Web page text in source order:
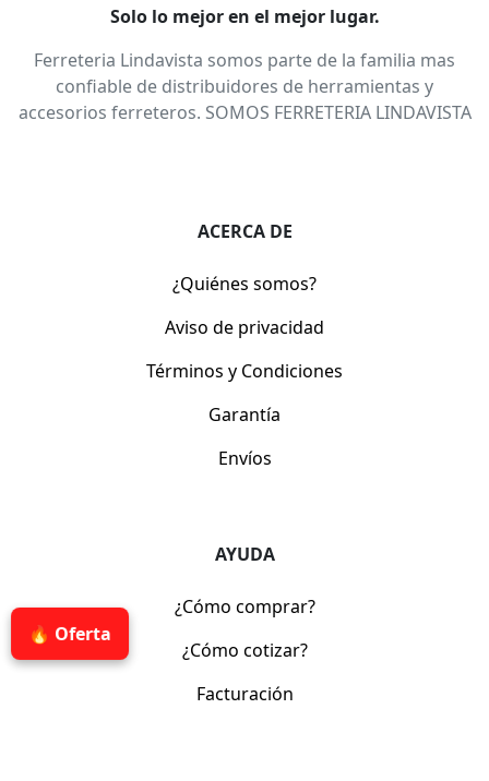
🔥 Oferta
Solo lo mejor en el mejor lugar.
Ferreteria Lindavista somos parte de la familia mas
confiable de distribuidores de herramientas y
accesorios ferreteros. SOMOS FERRETERIA LINDAVISTA
ACERCA DE
¿Quiénes somos?
Aviso de privacidad
Términos y Condiciones
Garantía
Envíos
AYUDA
¿Cómo comprar?
¿Cómo cotizar?
Facturación